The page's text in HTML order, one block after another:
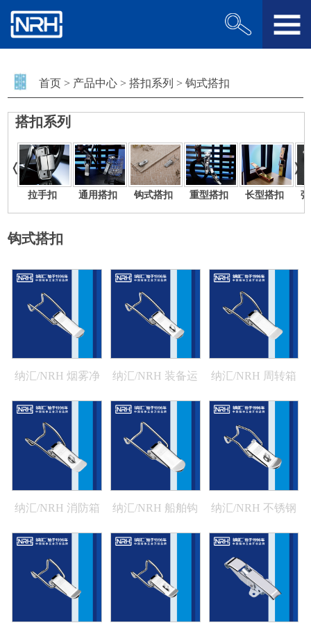
首页 > 产品中心 >搭扣系列 >钩式搭扣
搭扣系列
拉手扣 通用搭扣 钩式搭扣 重型搭扣 长型搭扣
钩式搭扣
纳汇/NRH 烟雾净
纳汇/NRH 装备运
5201-125K
纳汇/NRH 周转箱
纳汇/NRH 消防箱
纳汇/NRH 船舶钩
纳汇/NRH 不锈钢